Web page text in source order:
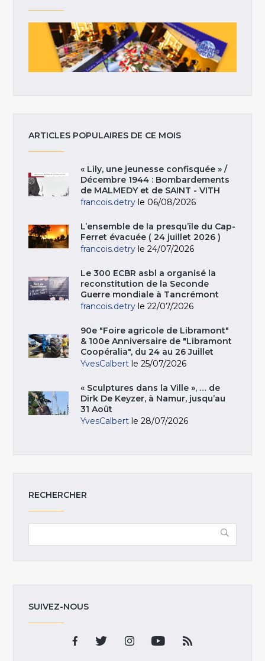
ARTICLES POPULAIRES DE CE MOIS
« Lily, une jeunesse confisquée » /
Décembre 1944 : Bombardements
de MALMEDY et de SAINT - VITH
francois.detry le 06/08/2026
L’ensemble de la presqu’île du Cap-
Ferret évacuée ( 24 juillet 2026 )
francois.detry le 24/07/2026
Le 300 ECBR asbl a organisé la
reconstitution de la Seconde
Guerre mondiale à Tancrémont
francois.detry le 22/07/2026
90e "Foire agricole de Libramont"
& 100e Anniversaire de "Libramont
Coopéralia", du 24 au 26 Juillet
YvesCalbert le 25/07/2026
« Sculptures dans la Ville », … de
Dirk De Keyzer, à Namur, jusqu’au
31 Août
YvesCalbert le 28/07/2026
RECHERCHER
SUIVEZ-NOUS